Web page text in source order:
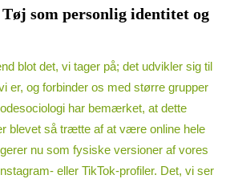
som personlig identitet og
blot det, vi tager på; det udvikler sig til
er, og forbinder os med større grupper
har bemærket, at dette
blevet så trætte af at være online hele
nu som fysiske versioner af vores
eller TikTok-profiler. Det, vi ser